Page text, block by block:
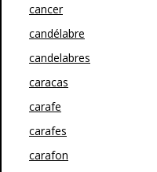
cancer
candélabre
candelabres
caracas
carafe
carafes
carafon